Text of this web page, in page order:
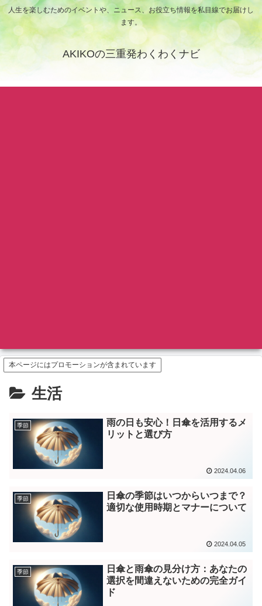
人生を楽しむためのイベントや、ニュース、お役立ち情報を私目線でお届けし
ます。
AKIKOの三重発わくわくナビ
本ページにはプロモーションが含まれています
生活
季節
雨の日も安心！日傘を活用するメ
リットと選び方
2024.04.06
季節
日傘の季節はいつからいつまで？
適切な使用時期とマナーについて
2024.04.05
季節
日傘と雨傘の見分け方：あなたの
選択を間違えないための完全ガイ
ド